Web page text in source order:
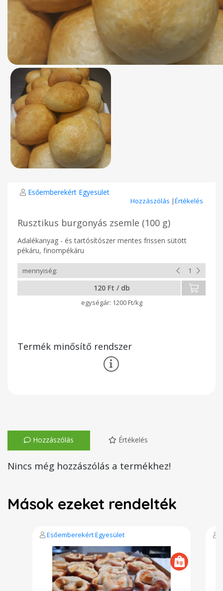
Esőemberekért Egyesület
Hozzászólás |Értékelés
Rusztikus burgonyás zsemle (100 g)
Adalékanyag - és tartósítószer mentes frissen sütött
pékáru, finompékáru
120 Ft / db
1200 Ft/kg
Termék minősítő rendszer
Hozzászólás Értékelés
Nincs még hozzászólás a termékhez!
Mások ezeket rendelték
Esőemberekért Egyesület